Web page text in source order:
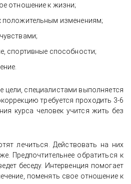
отношение к жизни;
положительным изменениям;
спортивные способности;
цели, специалистами выполняется
требуется проходить 3-6
курса человек учится жить без
лечиться. Действовать на них
Предпочтительнее обратиться к
беседу. Интервенция помогает
поменять свое отношение к